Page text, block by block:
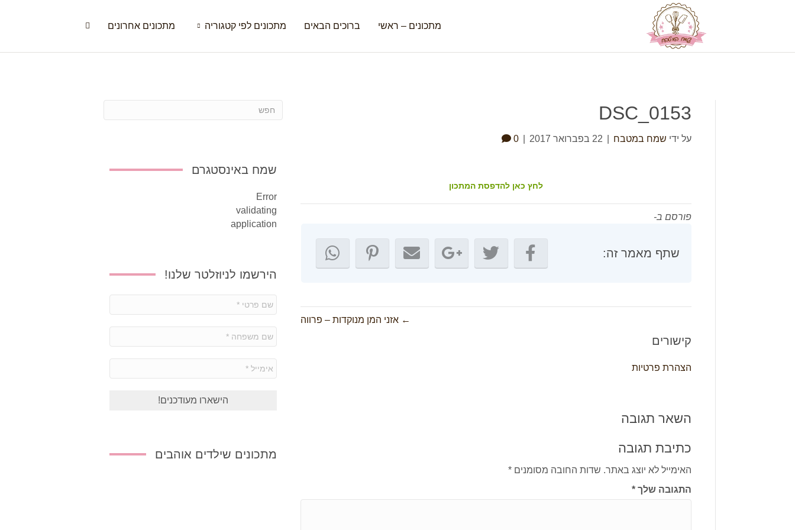
מתכונים – ראשי ברוכים הבאים מתכונים לפי קטגוריה מתכונים אחרונים
DSC_0153
על ידי שמח במטבח 22 בפברואר 2017 0
לחץ כאן להדפסת המתכון
פורסם ב-
שתף מאמר זה:
← אזני המן מנוקדות – פרווה
קישורים
הצהרת פרטיות
השאר תגובה
כתיבת תגובה
האימייל לא יוצג באתר. שדות החובה מסומנים*
התגובה שלך*
שמח באינסטגרם
Error
validating
application
הירשמו לניוזלטר שלנו!
מתכונים שילדים אוהבים